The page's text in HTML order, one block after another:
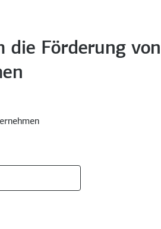
Förderung von